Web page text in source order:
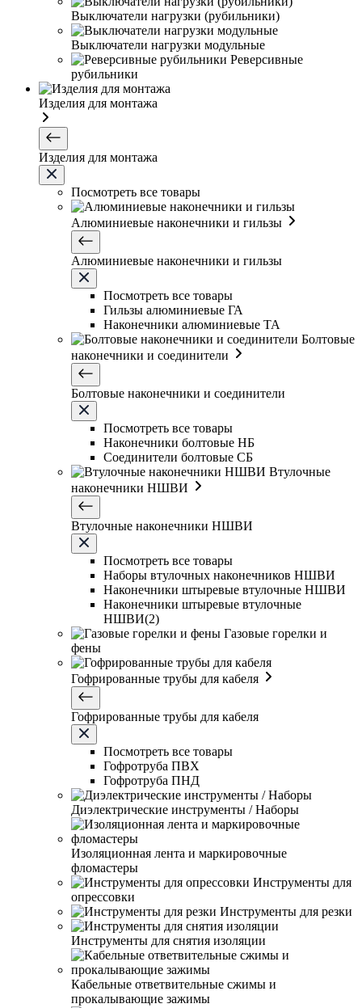
Выключатели нагрузки (рубильники)
Выключатели нагрузки модульные
Реверсивные
рубильники
Изделия для монтажа
Изделия для монтажа
Посмотреть все товары
Алюминиевые наконечники и гильзы
Алюминиевые наконечники и гильзы
Посмотреть все товары
Гильзы алюминиевые ГА
Наконечники алюминиевые ТА
Болтовые
наконечники и соединители
Болтовые наконечники и соединители
Посмотреть все товары
Наконечники болтовые НБ
Соединители болтовые СБ
Втулочные
наконечники НШВИ
Втулочные наконечники НШВИ
Посмотреть все товары
Наборы втулочных наконечников НШВИ
Наконечники штыревые втулочные НШВИ
Наконечники штыревые втулочные
НШВИ(2)
Газовые горелки и
фены
Гофрированные трубы для кабеля
Гофрированные трубы для кабеля
Посмотреть все товары
Гофротруба ПВХ
Гофротруба ПНД
Диэлектрические инструменты / Наборы
Изоляционная лента и маркировочные
фломастеры
Инструменты для
опрессовки
Инструменты для резки
Инструменты для снятия изоляции
Кабельные ответвительные сжимы и
прокалывающие зажимы